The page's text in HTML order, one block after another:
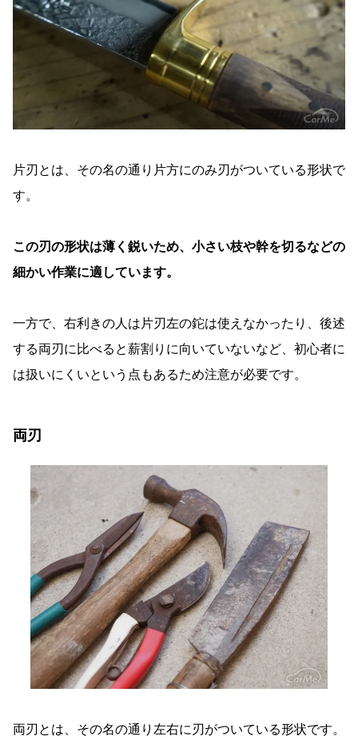
片刃とは、その名の通り片方にのみ刃がついている形状で
す。
この刃の形状は薄く鋭いため、小さい枝や幹を切るなどの
細かい作業に適しています。
一方で、右利きの人は片刃左の鉈は使えなかったり、後述
する両刃に比べると薪割りに向いていないなど、初心者に
は扱いにくいという点もあるため注意が必要です。
両刃
両刃とは、その名の通り左右に刃がついている形状です。